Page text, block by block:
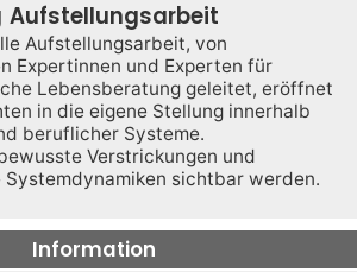
Aufstellungsarbeit
Aufstellungsarbeit, von
Expertinnen und Experten für
Lebensberatung geleitet, eröffnet
in die eigene Stellung innerhalb
beruflicher Systeme.
Verstrickungen und
sichtbar werden.
Information